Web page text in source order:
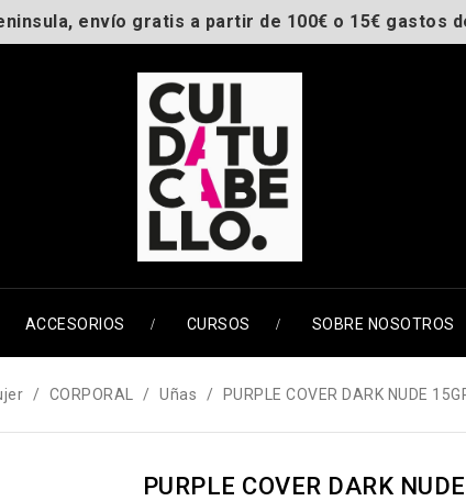
envío gratis a partir de 100€ o 15€ gastos
ACCESORIOS CURSOS SOBRE NOSOTROS
CORPORAL Uñas PURPLE COVER DARK NUDE
PURPLE COVER DARK